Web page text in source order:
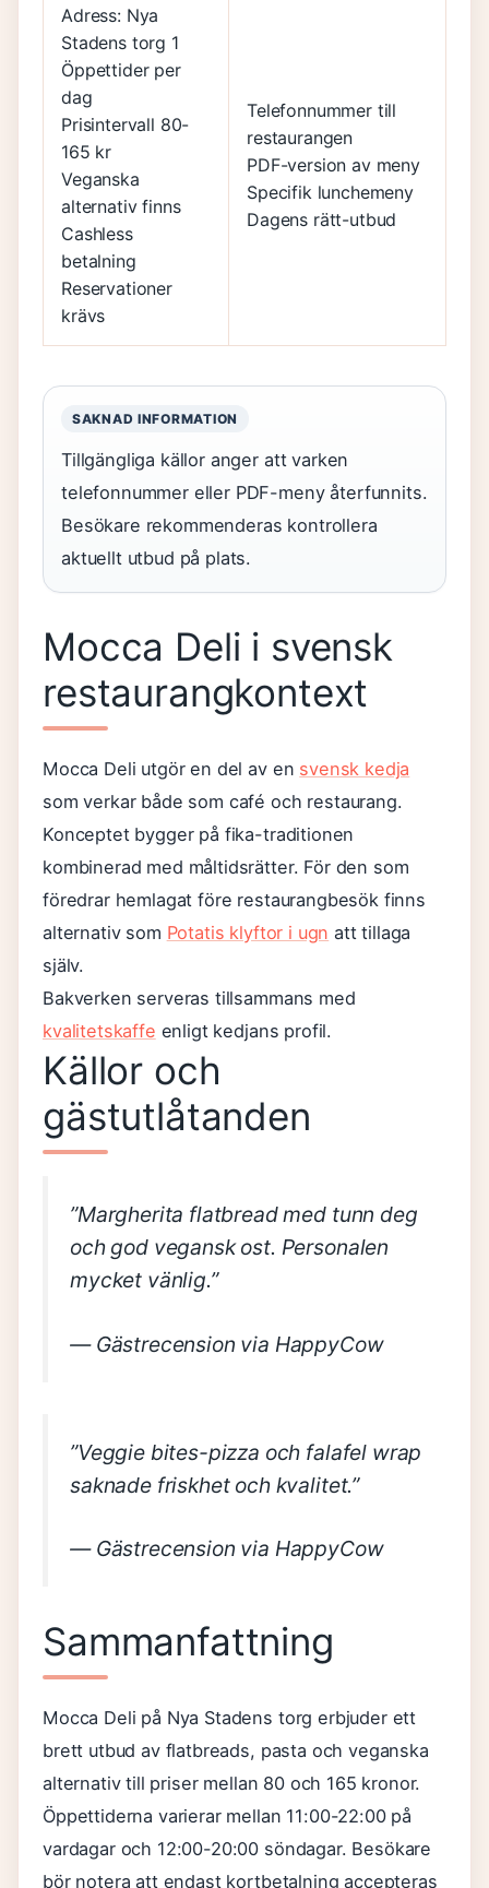
Adress: Nya
Stadens torg 1
Öppettider per
dag
Prisintervall 80-
165 kr
Veganska
alternativ finns
Cashless
betalning
Reservationer
krävs
Telefonnummer till
restaurangen
PDF-version av meny
Specifik lunchemeny
Dagens rätt-utbud
SAKNAD INFORMATION
Tillgängliga källor anger att varken
telefonnummer eller PDF-meny återfunnits.
Besökare rekommenderas kontrollera
aktuellt utbud på plats.
Mocca Deli i svensk
restaurangkontext
Mocca Deli utgör en del av en svensk kedja
som verkar både som café och restaurang.
Konceptet bygger på fika-traditionen
kombinerad med måltidsrätter. För den som
föredrar hemlagat före restaurangbesök finns
alternativ som Potatis klyftor i ugn att tillaga
själv.
Bakverken serveras tillsammans med
kvalitetskaffe enligt kedjans profil.
Källor och
gästutlåtanden
”Margherita flatbread med tunn deg
och god vegansk ost. Personalen
mycket vänlig.”
— Gästrecension via HappyCow
”Veggie bites-pizza och falafel wrap
saknade friskhet och kvalitet.”
— Gästrecension via HappyCow
Sammanfattning
Mocca Deli på Nya Stadens torg erbjuder ett
brett utbud av flatbreads, pasta och veganska
alternativ till priser mellan 80 och 165 kronor.
Öppettiderna varierar mellan 11:00-22:00 på
vardagar och 12:00-20:00 söndagar. Besökare
bör notera att endast kortbetalning accepteras